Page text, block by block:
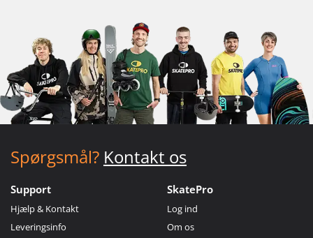
Spørgsmål? Kontakt os
Support
Hjælp & Kontakt
Leveringsinfo
SkatePro
Log ind
Om os